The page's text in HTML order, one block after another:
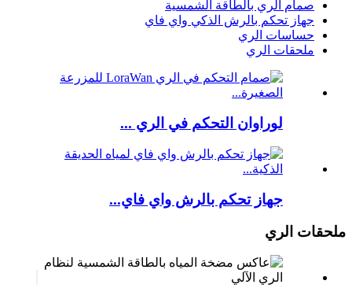
صمام الري بالطاقة الشمسية
جهاز تحكم بالرش الذكي واي فاي
حساسات الري
ملحقات الري
لوراوان التحكم في الري ...
جهاز تحكم بالرش واي فاي...
ملحقات الري